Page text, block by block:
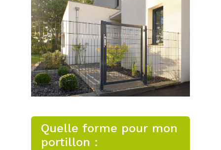
Quelle forme pour mon
portillon :